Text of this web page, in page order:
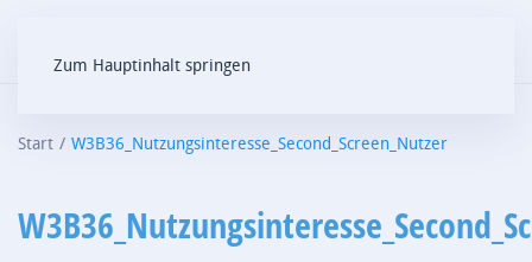
Zum Hauptinhalt springen
Start W3B36_Nutzungsinteresse_Second_Screen_Nutzer